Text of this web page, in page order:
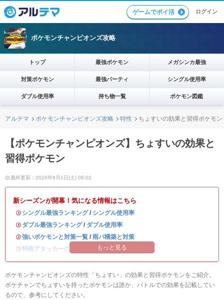
ゲームでポイ活 ログイン
ポケモンチャンピオンズ攻略
トップ 最強ポケモン メガシンカ最強
対策ポケモン 最強パーティ シングル使用率
ダブル使用率 持ち物一覧 ポケモン図鑑
アルテマ ポケモンチャンピオンズ攻略 特性 ちょすいの効果と習得ポケモン
【ポケモンチャンピオンズ】ちょすいの効果と
習得ポケモン
最終更新：2026年8月1日(土) 08:02
新シーズンが開幕！気になる情報はこちら
・ シングル最強ランキング/ シングル使用率
・ ダブル最強ランキング/ ダブル使用率
・強いポケモンと対策一覧 / 雨パ構築と対策
・特殊アタッカーのおすすめランキング
もっと見る
ポケモンチャンピオンズの特性「ちょすい」の効果と習得ポケモンをご紹介。
ポケチャンでちょすいを持ったポケモンは誰か、バトルでの効果を記載してい
るので、参考にしてください。